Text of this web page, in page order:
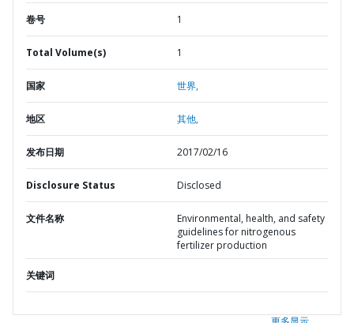
卷号 1
Total Volume(s) 1
国家 世界,
地区 其他,
发布日期 2017/02/16
Disclosure Status Disclosed
文件名称
Environmental, health, and safety
guidelines for nitrogenous
fertilizer production
关键词